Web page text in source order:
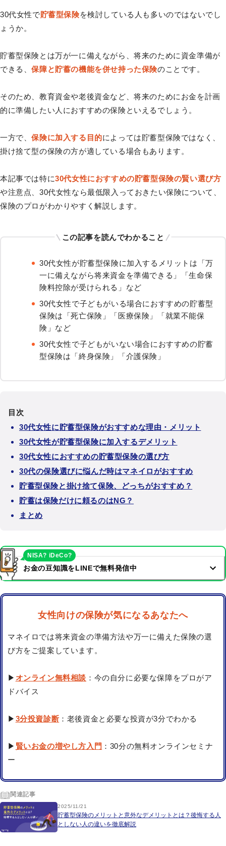
30代女性で貯蓄型保険を検討している人も多いのではないでし
ょうか。
貯蓄型保険とは万が一に備えながら、将来のために資金準備が
できる、保障と貯蓄の機能を併せ持った保険のことです。
そのため、教育資金や老後資金など、将来のためにお金を計画
的に準備したい人におすすめの保険といえるでしょう。
一方で、保険に加入する目的によっては貯蓄型保険ではなく、
掛け捨て型の保険の方が適している場合もあります。
本記事では特に30代女性におすすめの貯蓄型保険の賢い選び方
や注意点、30代女性なら最低限入っておきたい保険について、
保険のプロがわかりやすく解説します。
この記事を読んでわかること
30代女性が貯蓄型保険に加入するメリットは「万
一に備えながら将来資金を準備できる」「生命保
険料控除が受けられる」など
30代女性で子どもがいる場合におすすめの貯蓄型
保険は「死亡保険」「医療保険」「就業不能保
険」など
30代女性で子どもがいない場合におすすめの貯蓄
型保険は「終身保険」「介護保険」
目次
30代女性に貯蓄型保険がおすすめな理由・メリット
30代女性が貯蓄型保険に加入するデメリット
30代女性におすすめの貯蓄型保険の選び方
30代の保険選びに悩んだ時はマネイロがおすすめ
貯蓄型保険と掛け捨て保険、どっちがおすすめ？
貯蓄は保険だけに頼るのはNG？
まとめ
お金の豆知識をLINEで無料発信中
NISA? iDeCo?
女性向けの保険が気になるあなたへ
マネイロでは将来資金の準備方法や万一に備えた保険の選
び方をご提案しています。
▶ オンライン無料相談 ：今の自分に必要な保障をプロがア
ドバイス
▶ 3分投資診断：老後資金と必要な投資が3分でわかる
▶ 賢いお金の増やし方入門 ：30分の無料オンラインセミナ
ー
関連記事
2025/11/21
貯蓄型保険のメリットと意外なデメリットとは？後悔する人
としない人の違いを徹底解説